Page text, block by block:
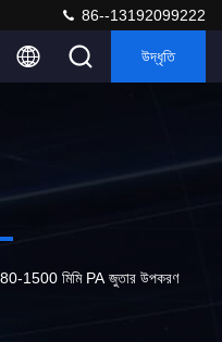
86--13192099222
উদ্ধৃতি
1500 মিমি PA জুতার উপকরণ